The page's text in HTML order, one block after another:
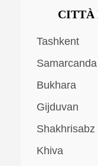
CITTÀ
Tashkent
Samarcanda
Bukhara
Gijduvan
Shakhrisabz
Khiva